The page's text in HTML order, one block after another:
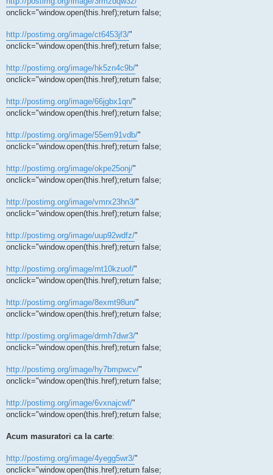
onclick="window.open(this.href);return false;
http://postimg.org/image/ct6453jf3/"
onclick="window.open(this.href);return false;
http://postimg.org/image/hk5zn4c9b/"
onclick="window.open(this.href);return false;
http://postimg.org/image/66jgbx1qn/"
onclick="window.open(this.href);return false;
http://postimg.org/image/55em91vdb/"
onclick="window.open(this.href);return false;
http://postimg.org/image/okpe25onj/"
onclick="window.open(this.href);return false;
http://postimg.org/image/vmrx23hn3/"
onclick="window.open(this.href);return false;
http://postimg.org/image/uup92wdfz/"
onclick="window.open(this.href);return false;
http://postimg.org/image/mt10kzuof/"
onclick="window.open(this.href);return false;
http://postimg.org/image/8exmt98un/"
onclick="window.open(this.href);return false;
http://postimg.org/image/drmh7dwr3/"
onclick="window.open(this.href);return false;
http://postimg.org/image/hy7bmpwcv/"
onclick="window.open(this.href);return false;
http://postimg.org/image/6vxnajcwf/"
onclick="window.open(this.href);return false;
Acum masuratori ca la carte:
http://postimg.org/image/4yegg5wr3/"
onclick="window.open(this.href);return false;